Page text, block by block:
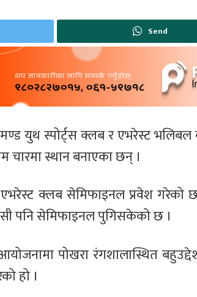
Send
युथ स्पोर्ट्स क्लब र एभरेस्ट
चारमा स्थान बनाएका छन् ।
क्लब सेमिफाइनल प्रवेश गरेको
पनि सेमिफाइनल पुगिसकेको छ ।
पोखरा रंगशालास्थित
हो ।